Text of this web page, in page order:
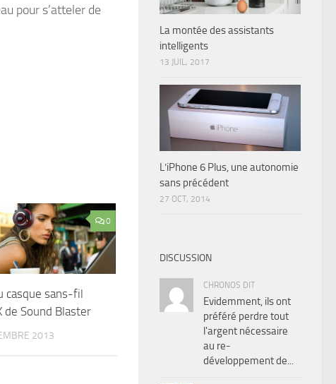
pour s’atteler de
0
casque sans-fil
de Sound Blaster
2013
La montée des assistants
intelligents
13 JUIL, 2017
L’iPhone 6 Plus, une autonomie
sans précédent
27 OCT, 2014
DISCUSSION
CHRONOS DIT
Evidemment, ils ont
préféré perdre tout
l'argent nécessaire
au re-
développement de...